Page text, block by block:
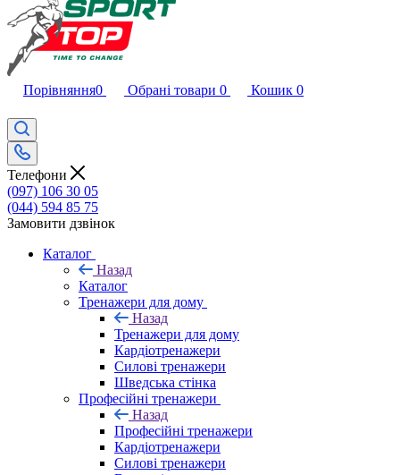
Порівняння0 Обрані товари 0 Кошик 0
Телефони
(097) 106 30 05
(044) 594 85 75
Замовити дзвінок
Каталог
Назад
Каталог
Тренажери для дому
Назад
Тренажери для дому
Кардіотренажери
Силові тренажери
Шведська стінка
Професійні тренажери
Назад
Професійні тренажери
Кардіотренажери
Силові тренажери